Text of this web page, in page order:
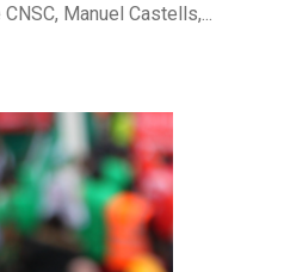
Manuel Castells,...